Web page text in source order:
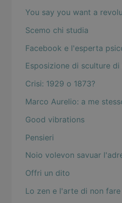
You say you want a
Scemo chi studia
Facebook e l'esperta
Esposizione di sculture
Crisi: 1929 o 1873?
Marco Aurelio: a me
Good vibrations
Pensieri
Noio volevon savuar
Offri un dito
Lo zen e l'arte di non fare